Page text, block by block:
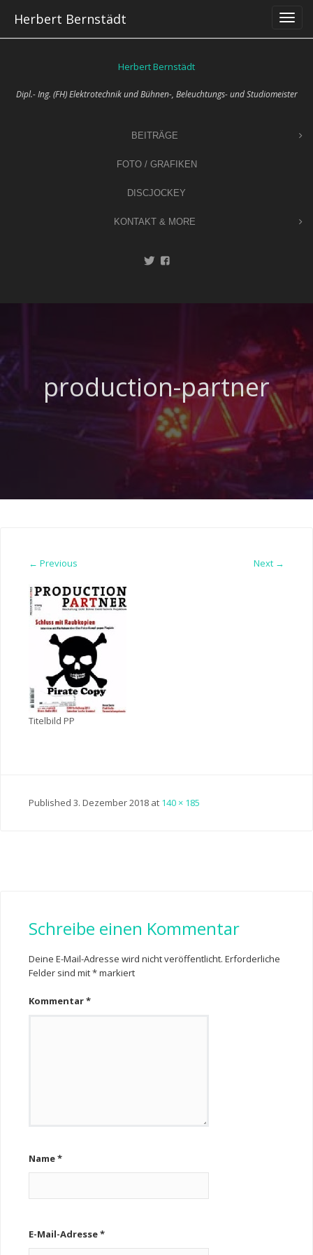
Herbert Bernstädt
Herbert Bernstädt
Dipl.- Ing. (FH) Elektrotechnik und Bühnen-, Beleuchtungs- und Studiomeister
BEITRÄGE
FOTO / GRAFIKEN
DISCJOCKEY
KONTAKT & MORE
production-partner
← Previous Next →
Titelbild PP
Published 3. Dezember 2018 at 140 × 185
Schreibe einen Kommentar
Deine E-Mail-Adresse wird nicht veröffentlicht. Erforderliche
Felder sind mit*markiert
Kommentar*
Name*
E-Mail-Adresse*